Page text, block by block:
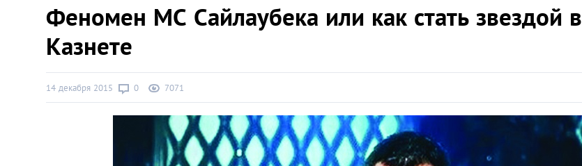
Афины
Киев
Лондон
Феномен МС Сайлаубека или как стать звездой в
Казнете
14 декабря 2015 0 7071